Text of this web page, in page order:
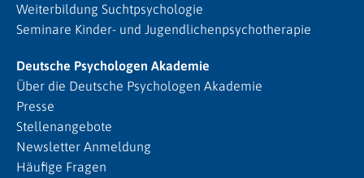
Weiterbildung Suchtpsychologie
Seminare Kinder- und Jugendlichenpsychotherapie
Deutsche Psychologen Akademie
Über die Deutsche Psychologen Akademie
Presse
Stellenangebote
Newsletter Anmeldung
Häufige Fragen